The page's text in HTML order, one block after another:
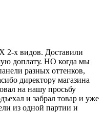
2-х видов. Доставили
доплату. НО когда мы
разных оттенков,
директору магазина
на нашу просьбу
и забрал товар и уже
из одной партии и